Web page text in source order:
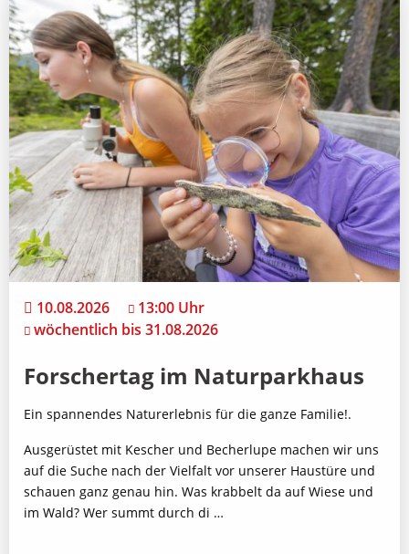
10.08.2026
13:00 Uhr
wöchentlich bis 31.08.2026
Forschertag im Naturparkhaus
Ein spannendes Naturerlebnis für die ganze Familie!.
Ausgerüstet mit Kescher und Becherlupe machen wir uns
auf die Suche nach der Vielfalt vor unserer Haustüre und
schauen ganz genau hin. Was krabbelt da auf Wiese und
im Wald? Wer summt durch di …